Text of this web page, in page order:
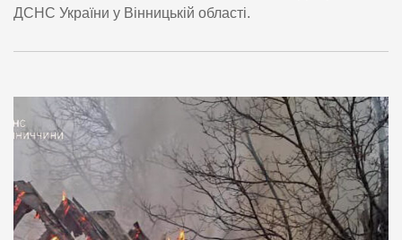
ДСНС України у Вінницькій області.